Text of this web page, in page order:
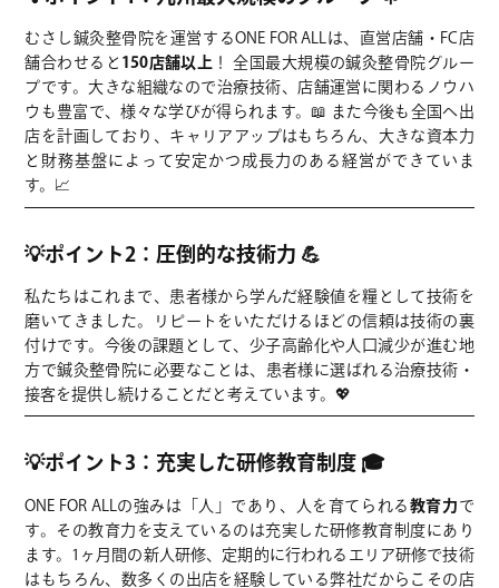
むさし鍼灸整骨院を運営するONE FOR ALLは、直営店舗・FC店
舗合わせると 150店舗以上 ！ 全国最大規模の鍼灸整骨院グルー
プです。大きな組織なので治療技術、店舗運営に関わるノウハ
ウも豊富で、様々な学びが得られます。📖 また今後も全国へ出
店を計画しており、キャリアアップはもちろん、大きな資本力
と財務基盤によって安定かつ成長力のある経営ができていま
す。📈
💡ポイント2：圧倒的な技術力 💪
私たちはこれまで、患者様から学んだ経験値を糧として技術を
磨いてきました。リピートをいただけるほどの信頼は技術の裏
付けです。今後の課題として、少子高齢化や人口減少が進む地
方で鍼灸整骨院に必要なことは、患者様に選ばれる治療技術・
接客を提供し続けることだと考えています。💖
💡ポイント3：充実した研修教育制度 🎓
ONE FOR ALLの強みは「人」であり、人を育てられる 教育力 で
す。その教育力を支えているのは充実した研修教育制度にあり
ます。1ヶ月間の新人研修、定期的に行われるエリア研修で技術
はもちろん、数多くの出店を経験している弊社だからこその店